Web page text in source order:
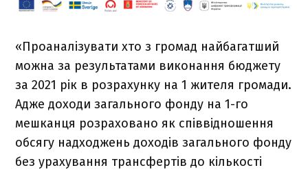
«Проаналізувати хто з громад найбагатший
можна за результатами виконання бюджету
за 2021 рік в розрахунку на 1 жителя громади.
Адже доходи загального фонду на 1-го
мешканця розраховано як співвідношення
обсягу надходжень доходів загального фонду
без урахування трансфертів до кількості